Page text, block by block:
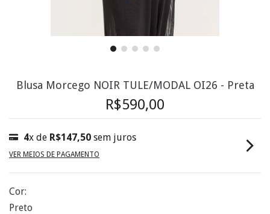
Blusa Morcego NOIR TULE/MODAL OI26 - Preta
R$590,00
4x de R$147,50 sem juros
VER MEIOS DE PAGAMENTO
Cor:
Preto